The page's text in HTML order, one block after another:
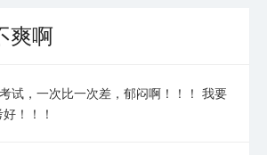
爽啊
试，一次比一次差，郁闷啊！！！ 我要
！！！